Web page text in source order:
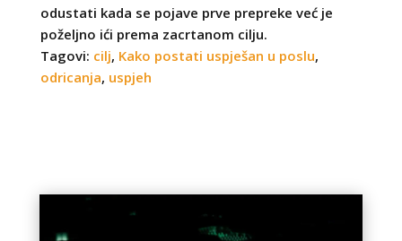
odustati kada se pojave prve prepreke već je
poželjno ići prema zacrtanom cilju.
Tagovi: cilj, Kako postati uspješan u poslu,
odricanja, uspjeh